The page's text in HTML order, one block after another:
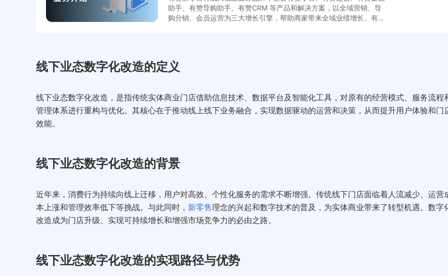
助手、有赞导购助手、有赞CRM 等产品和解决方案，以全域营销、导
购分销、会员运营为三大增长引擎，帮助商家带来全域业绩增长、有效
系统打通，解决商家系统不同的痛点。 更有有赞新零售相关的，可查
线下业态数字化改造的定义
线下业态数字化改造，是指传统实体商业门店借助信息技术、数据平台及智能化工具，对原有的经营模式、服务流程
管理体系进行重构与优化。其核心在于推动线上线下业务融合，实现数据驱动的运营和决策，从而提升用户体验和门
效能。
线下业态数字化改造的背景
近年来，消费行为持续向线上迁移，用户对高效、个性化服务的需求不断增强。传统线下门店面临着人流减少、运营
本上涨和管理效率低下等挑战。与此同时， 新零售理念的兴起和数字技术的普及，为实体商业带来了转型机遇。数字
改造成为门店升级、实现可持续增长和增强市场竞争力的必由之路。
线下业态数字化改造的实现路径与优势